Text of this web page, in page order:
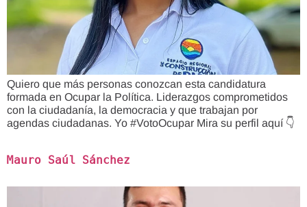
Quiero que más personas conozcan esta candidatura
formada en Ocupar la Política. Liderazgos comprometidos
con la ciudadanía, la democracia y que trabajan por
agendas ciudadanas. Yo #VotoOcupar Mira su perfil aquí 👇
Mauro Saúl Sánchez